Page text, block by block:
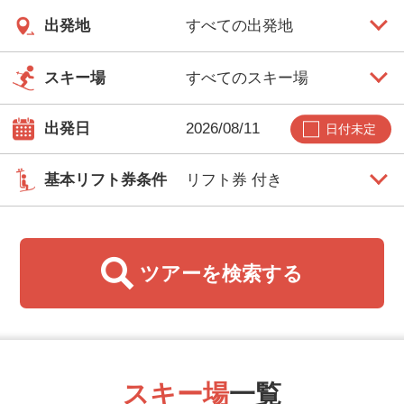
出発地
スキー場
出発日 日付未定
基本リフト券条件
ツアーを検索する
スキー場一覧